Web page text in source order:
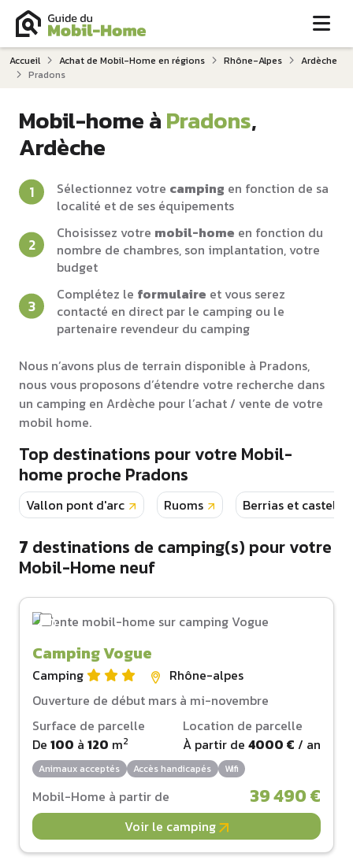
Accueil Achat de Mobil-Home en régions Rhône-Alpes
Ardèche
Pradons
Mobil-home àPradons,
Ardèche
Sélectionnez votre camping en fonction de sa
localité et de ses équipements
Choisissez votre mobil-home en fonction du
nombre de chambres, son implantation, votre
budget
Complétez le formulaire et vous serez
contacté en direct par le camping ou le
partenaire revendeur du camping
Nous n’avons plus de terrain disponible à Pradons,
nous vous proposons d’étendre votre recherche dans
un camping en Ardèche pour l’achat / vente de votre
mobil home.
Top destinations pour votre Mobil-
home proche Pradons
Vallon pont d'arc Ruoms Berrias et casteljau
7 destinations de camping(s) pour votre
Mobil-Home neuf
Camping Vogue
Camping
Rhône-alpes
Ouverture de début mars à mi-novembre
Surface de parcelle
De 100 à 120 m2
Location de parcelle
À partir de 4000 € / an
Animaux acceptés Accès handicapés Wifi
Mobil-Home à partir de 39 490 €
Voir le camping